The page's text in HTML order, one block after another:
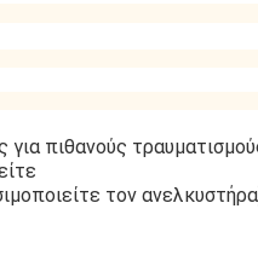
πιθανούς
τον